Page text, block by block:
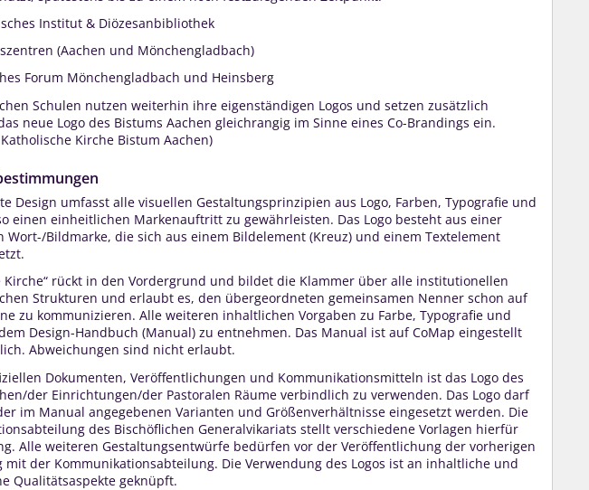
Institut & Diözesanbibliothek
(Aachen und Mönchengladbach)
Forum Mönchengladbach und Heinsberg
Schulen nutzen weiterhin ihre eigenständigen Logos und setzen zusätzlich
neue Logo des Bistums Aachen gleichrangig im Sinne eines Co-Brandings ein.
Kirche Bistum Aachen)
Design umfasst alle visuellen Gestaltungsprinzipien aus Logo, Farben, Typografie und
einen einheitlichen Markenauftritt zu gewährleisten. Das Logo besteht aus einer
Wort-/Bildmarke, die sich aus einem Bildelement (Kreuz) und einem Textelement
Kirche“ rückt in den Vordergrund und bildet die Klammer über alle institutionellen
Strukturen und erlaubt es, den übergeordneten gemeinsamen Nenner schon auf
zu kommunizieren. Alle weiteren inhaltlichen Vorgaben zu Farbe, Typografie und
Design-Handbuch (Manual) zu entnehmen. Das Manual ist auf CoMap eingestellt
Abweichungen sind nicht erlaubt.
Dokumenten, Veröffentlichungen und Kommunikationsmitteln ist das Logo des
der Einrichtungen/der Pastoralen Räume verbindlich zu verwenden. Das Logo darf
im Manual angegebenen Varianten und Größenverhältnisse eingesetzt werden. Die
des Bischöflichen Generalvikariats stellt verschiedene Vorlagen hierfür
Alle weiteren Gestaltungsentwürfe bedürfen vor der Veröffentlichung der vorherigen
mit der Kommunikationsabteilung. Die Verwendung des Logos ist an inhaltliche und
Qualitätsaspekte geknüpft.